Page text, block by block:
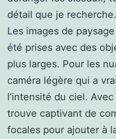
détail que je recherche.
Les images de
été prises avec des
plus larges. Pour les
caméra légère qui a
l’intensité du ciel.
trouve captivant de
focales pour ajouter à